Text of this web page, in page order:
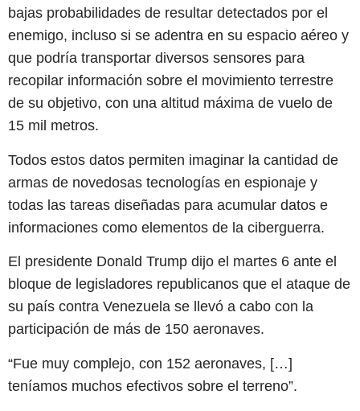
bajas probabilidades de resultar detectados por el
enemigo, incluso si se adentra en su espacio aéreo y
que podría transportar diversos sensores para
recopilar información sobre el movimiento terrestre
de su objetivo, con una altitud máxima de vuelo de
15 mil metros.
Todos estos datos permiten imaginar la cantidad de
armas de novedosas tecnologías en espionaje y
todas las tareas diseñadas para acumular datos e
informaciones como elementos de la ciberguerra.
El presidente Donald Trump dijo el martes 6 ante el
bloque de legisladores republicanos que el ataque de
su país contra Venezuela se llevó a cabo con la
participación de más de 150 aeronaves.
“Fue muy complejo, con 152 aeronaves, […]
teníamos muchos efectivos sobre el terreno”.